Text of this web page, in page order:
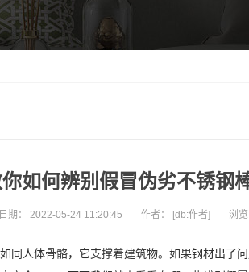
如何辨别假冒伪劣不锈钢
日期：2022-05-24 11:20:45 作者： [db:作者] 浏
同人体骨骼，它支撑着建筑物。如果钢材出了